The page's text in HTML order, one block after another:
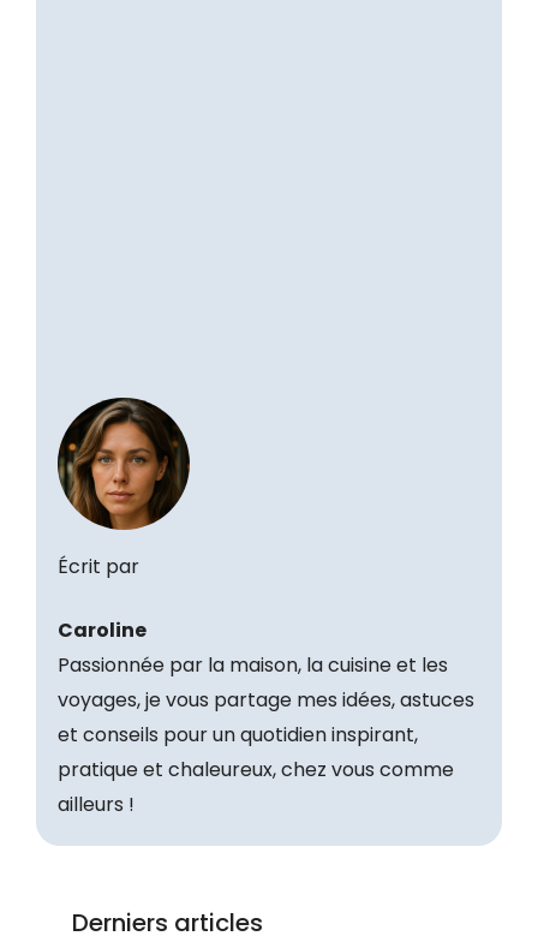
Écrit par
Caroline
Passionnée par la maison, la cuisine et les
voyages, je vous partage mes idées, astuces
et conseils pour un quotidien inspirant,
pratique et chaleureux, chez vous comme
ailleurs !
Derniers articles